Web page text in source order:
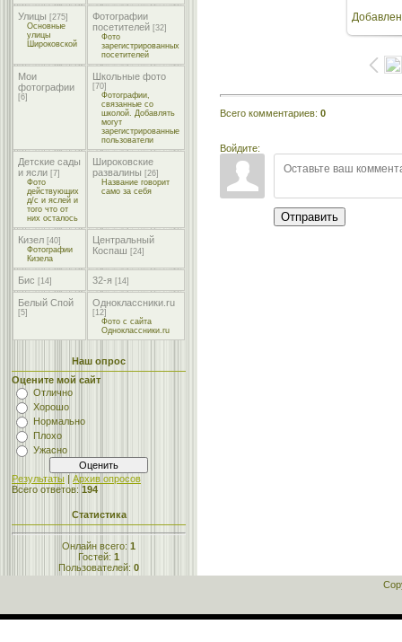
Улицы [275]
Основные
улицы
Широковской
Фотографии
посетителей [32]
Фото
зарегистрированных
посетителей
Мои
фотографии
[6]
Школьные фото
[70]
Фотографии,
связанные со
школой. Добавлять
могут
зарегистрированные
пользователи
Детские сады
и ясли [7]
Фото
действующих
д/с и яслей и
того что от
них осталось
Широковские
развалины [26]
Название говорит
само за себя
Кизел [40]
Фотографии
Кизела
Центральный
Коспаш [24]
Бис [14] 32-я [14]
Белый Спой
[5]
Одноклассники.ru
[12]
Фото с сайта
Одноклассники.ru
Наш опрос
Оцените мой сайт
Отлично
Хорошо
Нормально
Плохо
Ужасно
Результаты | Архив опросов
Всего ответов: 194
Статистика
Онлайн всего: 1
Гостей: 1
Пользователей: 0
Всего комментариев: 0
Войдите:
Отправить